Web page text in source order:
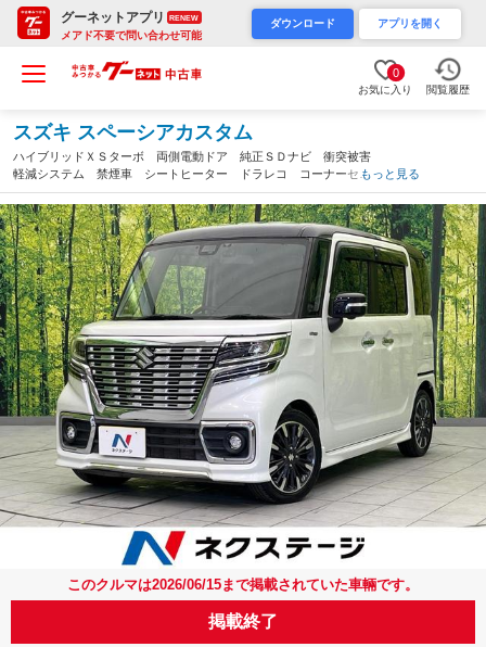
グーネットアプリ RENEW
メアド不要で問い合わせ可能
ダウンロード アプリを開く
0
お気に入り 閲覧履歴
スズキ スペーシアカスタム
ハイブリッドＸＳターボ 両側電動ドア 純正ＳＤナビ 衝突被害
軽減システム 禁煙車 シートヒーター ドラレコ コーナーセン
サー スマートキー ＬＥＤヘッド ビルトインＥＴＣ クルコ
ン 純正１５インチアルミ オートハイビーム（福岡県）
もっと見る
このクルマは2026/06/15まで掲載されていた車輛です。
掲載終了